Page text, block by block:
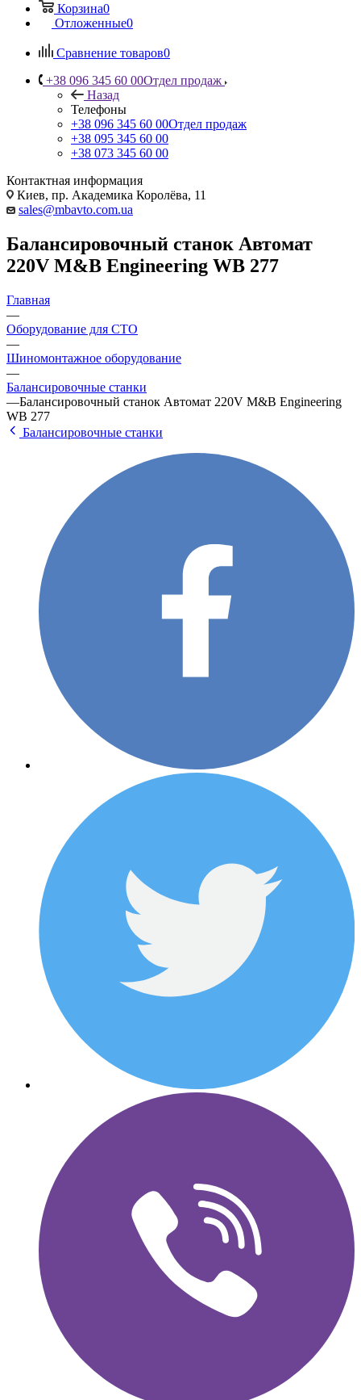
Корзина0
Отложенные0
Сравнение товаров0
+38 096 345 60 00Отдел продаж
Назад
Телефоны
+38 096 345 60 00Отдел продаж
+38 095 345 60 00
+38 073 345 60 00
Контактная информация
Киев, пр. Академика Королёва, 11
sales@mbavto.com.ua
Балансировочный станок Автомат
220V M&B Engineering WB 277
Главная
—
Оборудование для СТО
—
Шиномонтажное оборудование
—
Балансировочные станки
—Балансировочный станок Автомат 220V M&B Engineering
WB 277
Балансировочные станки